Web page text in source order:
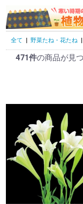
全て 野菜たね・花たね
471件の商品が見